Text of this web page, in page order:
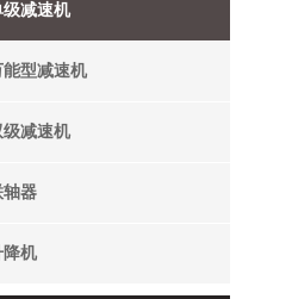
级减速机
能型减速机
级减速机
轴器
降机